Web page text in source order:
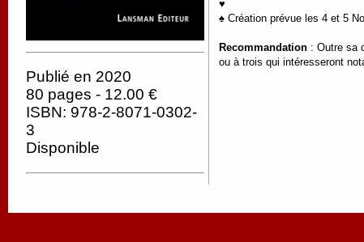
Publié en 2020
80 pages - 12.00 €
ISBN: 978-2-8071-0302-
3
Disponible
♥
♠ Création prévue les 4 et 5
Recommandation : Outre sa
ou à trois qui intéresseront